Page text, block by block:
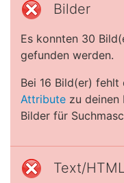
Bilder
Es konnten 30
gefunden werden.
Bei 16 Bild(er) fehlt
Attribute zu deinen
Bilder für
Text/